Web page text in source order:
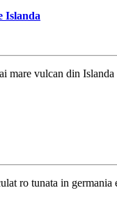
Islanda
mare vulcan din
ro tunata in germania